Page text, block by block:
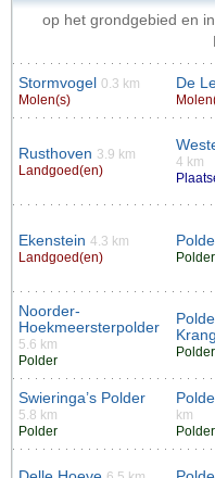
op het grondgebied en
Stormvogel 0.3 km
Molen(s)
De
Rusthoven 3.9 km
Landgoed(en)
4 km
Ekenstein 4.3 km
Landgoed(en)
Polder
Noorder-
Hoekmeersterpolder
5.6 km
Polder
Polder
Swieringa’s Polder
5.8 km
Polder
km
Polder